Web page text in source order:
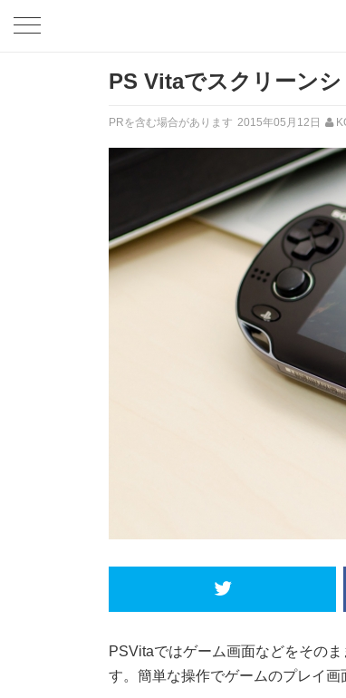
PS Vitaでスクリーン
PRを含む場合があります 2015年05月12日
PSVitaではゲーム画面などをその
す。簡単な操作でゲームのプレイ画